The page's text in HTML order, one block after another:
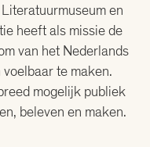
en
heeft als missie de
van het Nederlands
te maken.
mogelijk publiek
beleven en maken.